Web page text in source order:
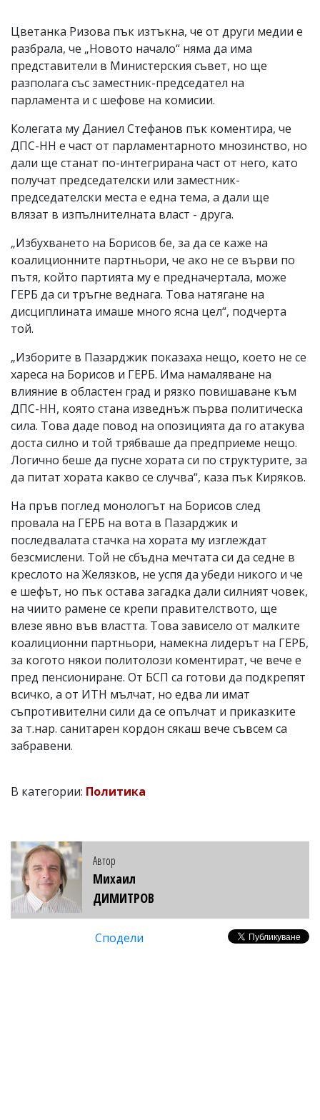
Цветанка Ризова пък изтъкна, че от други медии е
разбрала, че „Новото начало“ няма да има
представители в Министерския съвет, но ще
разполага със заместник-председател на
парламента и с шефове на комисии.
Колегата му Даниел Стефанов пък коментира, че
ДПС-НН е част от парламентарното мнозинство, но
дали ще станат по-интегрирана част от него, като
получат председателски или заместник-
председателски места е една тема, а дали ще
влязат в изпълнителната власт - друга.
„Избухването на Борисов бе, за да се каже на
коалиционните партньори, че ако не се върви по
пътя, който партията му е предначертала, може
ГЕРБ да си тръгне веднага. Това натягане на
дисциплината имаше много ясна цел“, подчерта
той.
„Изборите в Пазарджик показаха нещо, което не се
хареса на Борисов и ГЕРБ. Има намаляване на
влияние в областен град и рязко повишаване към
ДПС-НН, която стана изведнъж първа политическа
сила. Това даде повод на опозицията да го атакува
доста силно и той трябваше да предприеме нещо.
Логично беше да пусне хората си по структурите, за
да питат хората какво се случва“, каза пък Киряков.
На пръв поглед монологът на Борисов след
провала на ГЕРБ на вота в Пазарджик и
последвалата стачка на хората му изглеждат
безсмислени. Той не сбъдна мечтата си да седне в
креслото на Желязков, не успя да убеди никого и че
е шефът, но пък остава загадка дали силният човек,
на чиито рамене се крепи правителството, ще
влезе явно във властта. Това зависело от малките
коалиционни партньори, намекна лидерът на ГЕРБ,
за когото някои политолози коментират, че вече е
пред пенсиониране. От БСП са готови да подкрепят
всичко, а от ИТН мълчат, но едва ли имат
съпротивителни сили да се опълчат и приказките
за т.нар. санитарен кордон сякаш вече съвсем са
забравени.
В категории: Политика
Автор
Михаил
ДИМИТРОВ
Сподели